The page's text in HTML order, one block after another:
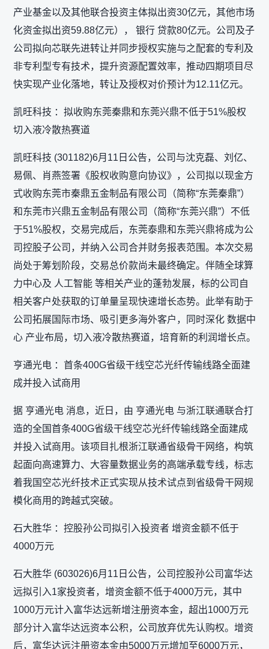
产业基金以及其他联合投资主体拟出资30亿元，其他市场
化资金拟出资59.88亿元）， 银行 贷款80亿元。公司及子
公司拟向芯联先进转让并同步授权实施与之配套的专利及
非专利型专有技术，提升资源配置效率，推动四期项目尽
快实现产业化落地，转让及授权对价预计为12.11亿元。
凯旺科技 ：拟收购东莞秦鼎和东莞兴鼎不低于51%股权
切入液冷散热赛道
凯旺科技 (301182)6月11日公告，公司与沈克磊、刘亿、
易佩、肖燕签署《股权收购意向协议》，公司拟以现金方
式收购东莞市秦鼎五金制品有限公司（简称“东莞秦鼎”）
和东莞市兴鼎五金制品有限公司（简称“东莞兴鼎”）不低
于51%股权，交易完成后，东莞泰鼎和东莞兴鼎将成为公
司控股子公司，并纳入公司合并财务报表范围。本次交易
尚处于筹划阶段，交易总价款尚未最终确定。伴随全球算
力中心及 人工智能 等相关产业的蓬勃发展，标的公司自
相关客户处获取的订单量呈现快速增长态势。此举有助于
公司拓展国际市场、吸引更多海外客户，同时深化 数据中
心 产业布局，切入液冷散热赛道，培育新的利润增长点。
亨通光电 ：首条400G省级干线空芯光纤传输线路全面建
成并投入试商用
据 亨通光电 消息，近日，由 亨通光电 与浙江联通联合打
造的全国首条400G省级干线空芯光纤传输线路全面建成
并投入试商用。该项目扎根浙江联通省级骨干网络，构筑
起面向高速算力、大容量数据业务的高端承载专线，标志
着我国空芯光纤技术正式实现从技术试点到省级骨干网规
模化商用的跨越式突破。
石大胜华 ：控股孙公司拟引入投资者 增资金额不低于
4000万元
石大胜华 (603026)6月11日公告，公司控股孙公司富华达
远拟引入1家投资者，增资金额不低于4000万元，其中
1000万元计入富华达远新增注册资本金，超出1000万元
部分计入富华达远资本公积，公司放弃优先认购权。增资
后，富华达远注册资本金由5000万元增加至6000万元，